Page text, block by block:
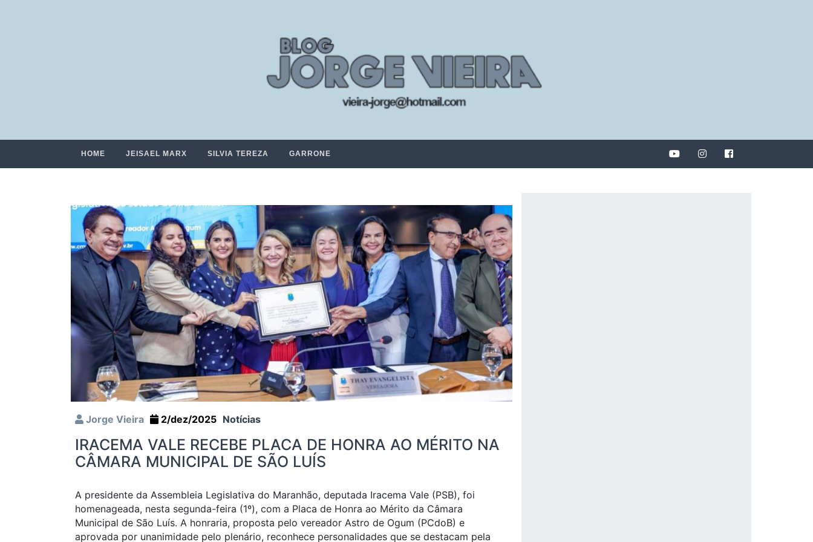
HOME JEISAEL MARX SILVIA TEREZA GARRONE
Jorge Vieira 2/dez/2025 Notícias
IRACEMA VALE RECEBE PLACA DE HONRA AO MÉRITO NA
CÂMARA MUNICIPAL DE SÃO LUÍS
A presidente da Assembleia Legislativa do Maranhão, deputada Iracema Vale (PSB), foi
homenageada, nesta segunda-feira (1º), com a Placa de Honra ao Mérito da Câmara
Municipal de São Luís. A honraria, proposta pelo vereador Astro de Ogum (PCdoB) e
aprovada por unanimidade pelo plenário, reconhece personalidades que se destacam pela